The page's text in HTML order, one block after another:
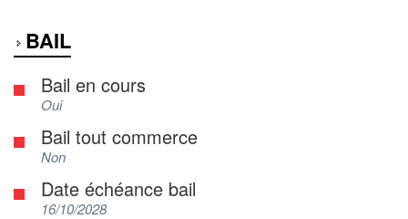
BAIL
Bail en cours
Oui
Bail tout commerce
Non
Date échéance bail
16/10/2028